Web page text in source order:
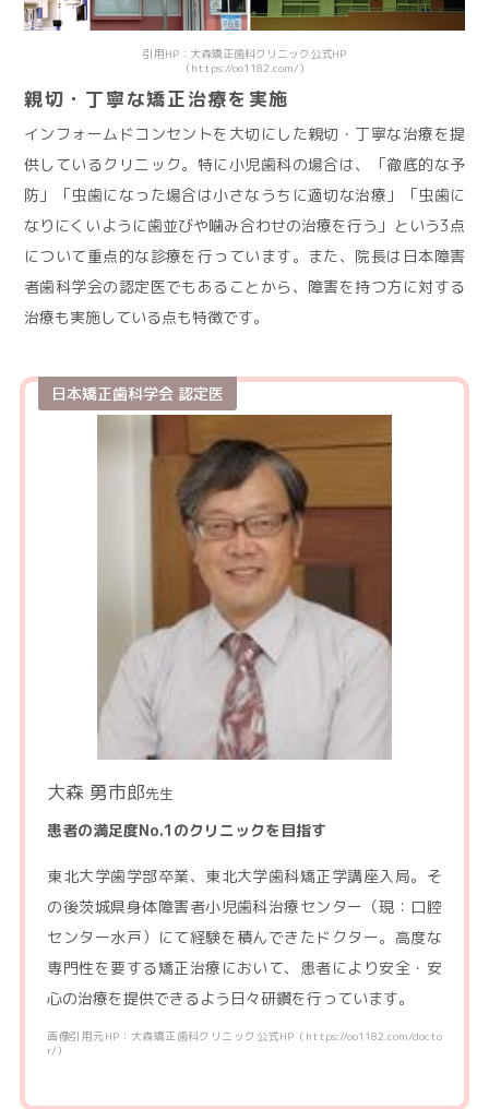
引用HP：大森矯正歯科クリニック公式HP
（https://oo1182.com/）
親切・丁寧な矯正治療を実施
インフォームドコンセントを大切にした親切・丁寧な治療を提
供しているクリニック。特に小児歯科の場合は、「徹底的な予
防」「虫歯になった場合は小さなうちに適切な治療」「虫歯に
なりにくいように歯並びや噛み合わせの治療を行う」という3点
について重点的な診療を行っています。また、院長は日本障害
者歯科学会の認定医でもあることから、障害を持つ方に対する
治療も実施している点も特徴です。
日本矯正歯科学会 認定医
大森 勇市郎先生
患者の満足度No.1のクリニックを目指す
東北大学歯学部卒業、東北大学歯科矯正学講座入局。そ
の後茨城県身体障害者小児歯科治療センター（現：口腔
センター水戸）にて経験を積んできたドクター。高度な
専門性を要する矯正治療において、患者により安全・安
心の治療を提供できるよう日々研鑽を行っています。
画像引用元HP：大森矯正歯科クリニック公式HP（https://oo1182.com/docto
r/）